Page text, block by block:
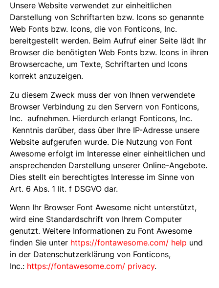
Unsere Website verwendet zur einheitlichen
Darstellung von Schriftarten bzw. Icons so genannte
Web Fonts bzw. Icons, die von Fonticons, Inc.
bereitgestellt werden. Beim Aufruf einer Seite lädt Ihr
Browser die benötigten Web Fonts bzw. Icons in ihren
Browsercache, um Texte, Schriftarten und Icons
korrekt anzuzeigen.
Zu diesem Zweck muss der von Ihnen verwendete
Browser Verbindung zu den Servern von Fonticons,
Inc. aufnehmen. Hierdurch erlangt Fonticons, Inc.
Kenntnis darüber, dass über Ihre IP-Adresse unsere
Website aufgerufen wurde. Die Nutzung von Font
Awesome erfolgt im Interesse einer einheitlichen und
ansprechenden Darstellung unserer Online-Angebote.
Dies stellt ein berechtigtes Interesse im Sinne von
Art. 6 Abs. 1 lit. f DSGVO dar.
Wenn Ihr Browser Font Awesome nicht unterstützt,
wird eine Standardschrift von Ihrem Computer
genutzt. Weitere Informationen zu Font Awesome
finden Sie unter https://fontawesome.com/ help und
in der Datenschutzerklärung von Fonticons,
Inc.: https://fontawesome.com/ privacy.